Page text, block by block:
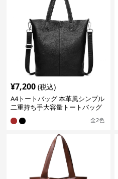
¥7,200 (税込)
A4トートバッグ 本革風シンプル
二重持ち手大容量トートバッグ
全2色